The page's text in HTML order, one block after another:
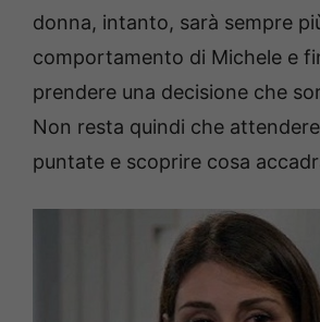
donna, intanto, sarà sempre
comportamento di Michele e
prendere una decisione che
Non resta quindi che
puntate e scoprire cosa